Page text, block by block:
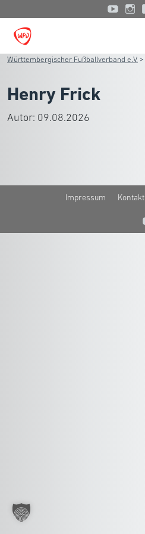
Württembergischer Fußballverband e.V. >
Henry Frick
Autor: 09.08.2026
Impressum Kontakt